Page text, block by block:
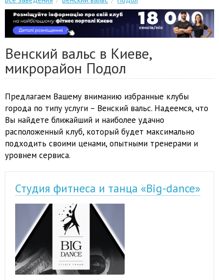
Венский вальс в Киеве,
микрорайон Подол
Предлагаем Вашему вниманию избранные клубы
города по типу услуги – Венский вальс. Надеемся, что
Вы найдете ближайший и наиболее удачно
расположенный клуб, который будет максимально
подходить своими ценами, опытными тренерами и
уровнем сервиса.
Студия фитнеса и танца «Big-dance»